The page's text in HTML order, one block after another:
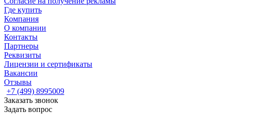
Где купить
Компания
О компании
Контакты
Партнеры
Реквизиты
Лицензии и сертификаты
Вакансии
Отзывы
+7 (499) 8995009
Заказать звонок
Задать вопрос